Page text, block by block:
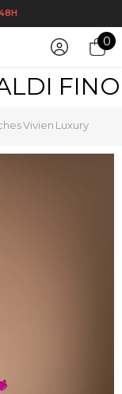
00
FINO
Vivien Luxury